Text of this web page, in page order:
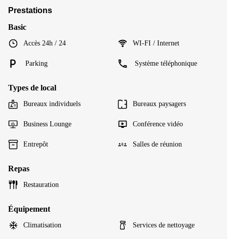
Prestations
Basic
Accès 24h / 24 WI-FI / Internet
Parking Système téléphonique
Types de local
Bureaux individuels Bureaux paysagers
Business Lounge Conférence vidéo
Entrepôt Salles de réunion
Repas
Restauration
Équipement
Climatisation Services de nettoyage